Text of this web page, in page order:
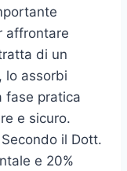
affrontare
di un
lo assorbi
fase pratica
e sicuro.
il Dott.
e 20%